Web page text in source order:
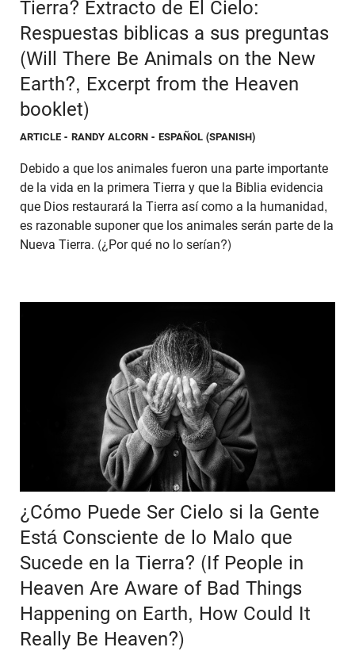
Tierra? Extracto de El Cielo:
Respuestas biblicas a sus preguntas
(Will There Be Animals on the New
Earth?, Excerpt from the Heaven
booklet)
ARTICLE - RANDY ALCORN - ESPAÑOL (SPANISH)
Debido a que los animales fueron una parte importante
de la vida en la primera Tierra y que la Biblia evidencia
que Dios restaurará la Tierra así como a la humanidad,
es razonable suponer que los animales serán parte de la
Nueva Tierra. (¿Por qué no lo serían?)
¿Cómo Puede Ser Cielo si la Gente
Está Consciente de lo Malo que
Sucede en la Tierra? (If People in
Heaven Are Aware of Bad Things
Happening on Earth, How Could It
Really Be Heaven?)